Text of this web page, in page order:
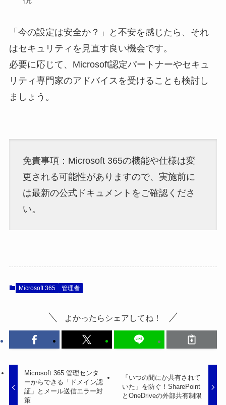
「今の設定は安全か？」と不安を感じたら、それ
はセキュリティを見直す良い機会です。
必要に応じて、Microsoft認定パートナーやセキュ
リティ専門家のアドバイスを受けることも検討し
ましょう。
免責事項：Microsoft 365の機能や仕様は変
更される可能性がありますので、実施前に
は最新の公式ドキュメントをご確認くださ
い。
Microsoft 365 管理者
よかったらシェアしてね！
Microsoft 365 管理センタ
ーからできる「ドメイン認
証」とメール送信エラー対
策
「いつの間にか共有されて
いた」を防ぐ！SharePoint
とOneDriveの外部共有制限